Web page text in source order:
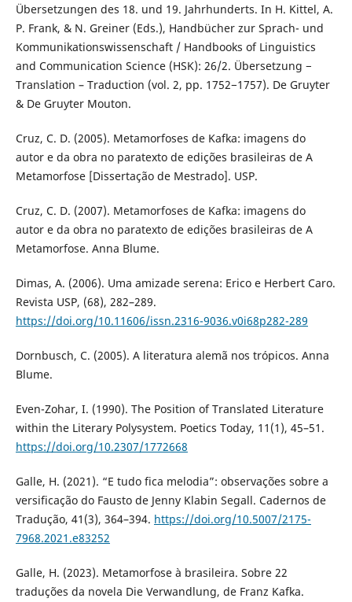
Übersetzungen des 18. und 19. Jahrhunderts. In H. Kittel, A.
P. Frank, & N. Greiner (Eds.), Handbücher zur Sprach- und
Kommunikationswissenschaft / Handbooks of Linguistics
and Communication Science (HSK): 26/2. Übersetzung −
Translation – Traduction (vol. 2, pp. 1752−1757). De Gruyter
& De Gruyter Mouton.
Cruz, C. D. (2005). Metamorfoses de Kafka: imagens do
autor e da obra no paratexto de edições brasileiras de A
Metamorfose [Dissertação de Mestrado]. USP.
Cruz, C. D. (2007). Metamorfoses de Kafka: imagens do
autor e da obra no paratexto de edições brasileiras de A
Metamorfose. Anna Blume.
Dimas, A. (2006). Uma amizade serena: Erico e Herbert Caro.
Revista USP, (68), 282–289.
https://doi.org/10.11606/issn.2316-9036.v0i68p282-289
Dornbusch, C. (2005). A literatura alemã nos trópicos. Anna
Blume.
Even-Zohar, I. (1990). The Position of Translated Literature
within the Literary Polysystem. Poetics Today, 11(1), 45–51.
https://doi.org/10.2307/1772668
Galle, H. (2021). “E tudo fica melodia”: observações sobre a
versificação do Fausto de Jenny Klabin Segall. Cadernos de
Tradução, 41(3), 364–394. https://doi.org/10.5007/2175-
7968.2021.e83252
Galle, H. (2023). Metamorfose à brasileira. Sobre 22
traduções da novela Die Verwandlung, de Franz Kafka.